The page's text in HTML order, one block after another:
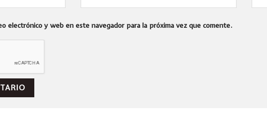
electrónico y web en este navegador para la próxima vez que comente.